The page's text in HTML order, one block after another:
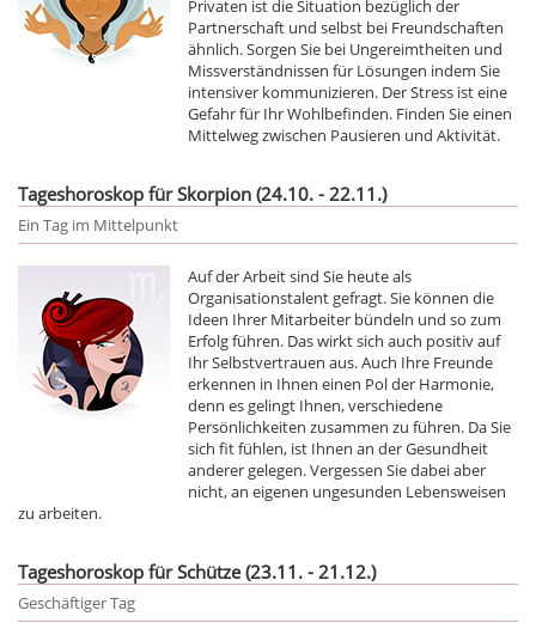
Privaten ist die Situation bezüglich der
Partnerschaft und selbst bei Freundschaften
ähnlich. Sorgen Sie bei Ungereimtheiten und
Missverständnissen für Lösungen indem Sie
intensiver kommunizieren. Der Stress ist eine
Gefahr für Ihr Wohlbefinden. Finden Sie einen
Mittelweg zwischen Pausieren und Aktivität.
Tageshoroskop für Skorpion (24.10. - 22.11.)
Ein Tag im Mittelpunkt
Auf der Arbeit sind Sie heute als
Organisationstalent gefragt. Sie können die
Ideen Ihrer Mitarbeiter bündeln und so zum
Erfolg führen. Das wirkt sich auch positiv auf
Ihr Selbstvertrauen aus. Auch Ihre Freunde
erkennen in Ihnen einen Pol der Harmonie,
denn es gelingt Ihnen, verschiedene
Persönlichkeiten zusammen zu führen. Da Sie
sich fit fühlen, ist Ihnen an der Gesundheit
anderer gelegen. Vergessen Sie dabei aber
nicht, an eigenen ungesunden Lebensweisen
zu arbeiten.
Tageshoroskop für Schütze (23.11. - 21.12.)
Geschäftiger Tag